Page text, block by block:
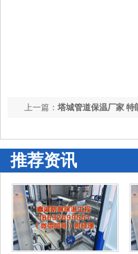
上一篇： 塔城管道保温厂家 特
推荐资讯